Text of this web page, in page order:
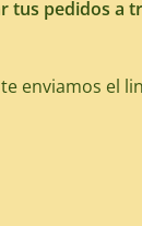
tus pedidos a
enviamos el